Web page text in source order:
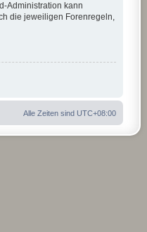
Administration kann
die jeweiligen Forenregeln,
Alle Zeiten sind UTC+08:00